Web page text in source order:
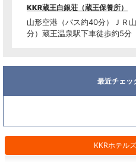
KKRホテル
KKR蔵王白銀荘（蔵王保養所）
山形空港（バス約40分）ＪＲ
分）蔵王温泉駅下車徒歩約5分
最近チェッ